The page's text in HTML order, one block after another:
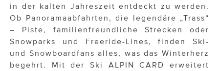
The Budims
TOG Studio
in der kalten Jahreszeit entdeckt zu werden.
Ob Panoramaabfahrten, die legendäre „Trass“
– Piste, familienfreundliche Strecken oder
Snowparks und Freeride-Lines, finden Ski-
und Snowboardfans alles, was das Winterherz
begehrt. Mit der Ski ALPIN CARD erweitert